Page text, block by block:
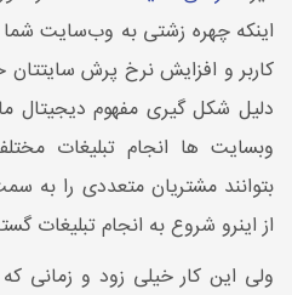
اینکه چهره زشتی به وب‌سایت
کاربر و افزایش نرخ پرش
دلیل شکل گیری مفهوم دیجیتال
وبسایت ها انجام تبلیغات
بتوانند مشتریان متعددی را
از اینرو شروع به انجام تبلیغات
ولی این کار خیلی زود و زمانی